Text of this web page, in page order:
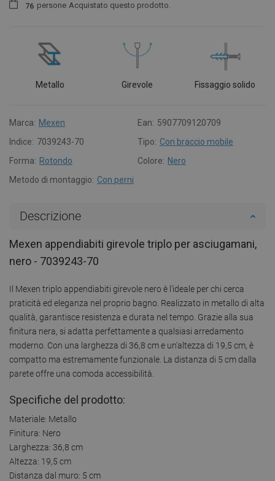
76 persone Acquistato questo prodotto.
Metallo Girevole Fissaggio solido
Marca: Mexen Ean: 5907709120709
Indice: 7039243-70 Tipo: Con braccio mobile
Forma: Rotondo Colore: Nero
Metodo di montaggio: Con perni
Descrizione
Mexen appendiabiti girevole triplo per asciugamani,
nero - 7039243-70
Il Mexen triplo appendiabiti girevole nero è l'ideale per chi cerca
praticità ed eleganza nel proprio bagno. Realizzato in metallo di alta
qualità, garantisce resistenza e durata nel tempo. Grazie alla sua
finitura nera, si adatta perfettamente a qualsiasi arredamento
moderno. Con una larghezza di 36,8 cm e un'altezza di 19,5 cm, è
compatto ma estremamente funzionale. La distanza di 5 cm dalla
parete offre una comoda accessibilità.
Specifiche del prodotto:
Materiale: Metallo
Finitura: Nero
Larghezza: 36,8 cm
Altezza: 19,5 cm
Distanza dal muro: 5 cm